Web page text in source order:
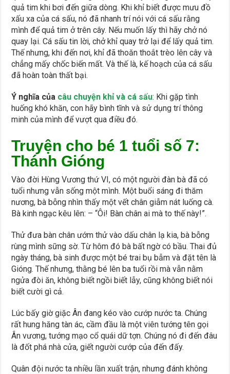
quả tim khi bơi đến giữa dòng. Khi khỉ biết được mưu đồ
xấu xa của cá sấu, nó đã nhanh trí nói với cá sấu rằng
mình để quả tim ở trên cây. Nếu muốn lấy thì hãy chở nó
quay lại. Cá sấu tin lời, chở khỉ quay trở lại để lấy quả tim.
Thế nhưng, khi đến nơi, khỉ đã thoăn thoắt trèo lên cây và
chẳng mấy chốc biến mất. Và thế là, kế hoạch của cá sấu
đã hoàn toàn thất bại.
Ý nghĩa của câu chuyện khỉ và cá sấu: Khi gặp tình
huống khó khăn, con hãy bình tĩnh và sử dụng trí thông
minh của mình để vượt qua điều đó.
Truyện cho bé 1 tuổi số 7:
Thánh Gióng
Vào đời Hùng Vương thứ VI, có một người đàn bà đã có
tuổi nhưng vẫn sống một mình. Một buổi sáng đi thăm
nương, bà bỗng nhìn thấy một vết chân giẫm nát luống cà.
Bà kinh ngạc kêu lên: – “Ôi! Bàn chân ai mà to thế này!”.
Thử đưa bàn chân ướm thử vào dấu chân lạ kia, bà bỗng
rùng mình sững sờ. Từ hôm đó bà bất ngờ có bầu. Thai đủ
ngày tháng, bà sinh được một bé trai bụ bẫm và đặt tên là
Gióng. Thế nhưng, thằng bé lên ba tuổi rồi mà vẫn nằm
ngửa đòi ăn, không biết ngồi biết lẫy, cũng không biết nói
biết cười gì cả.
Lúc bấy giờ giặc Ân đang kéo vào cướp nước ta. Chúng
rất hung hăng tàn ác, cầm đầu là một viên tướng tên gọi
Ân vương, tướng mạo cổ quái dữ tợn. Chúng nó đi đến đâu
là đốt phá nhà cửa, giết người cướp của đến đấy.
Quân đội nước ta nhiều lần xuất trận, nhưng đánh không